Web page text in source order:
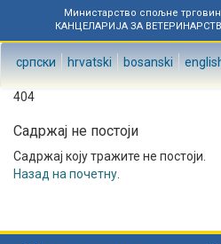
Министарство спољне
КАНЦЕЛАРИЈА ЗА
српски hrvatski bosanski
404
Садржај не постоји
Садржај коју тражите не постоји.
Назад на почетну